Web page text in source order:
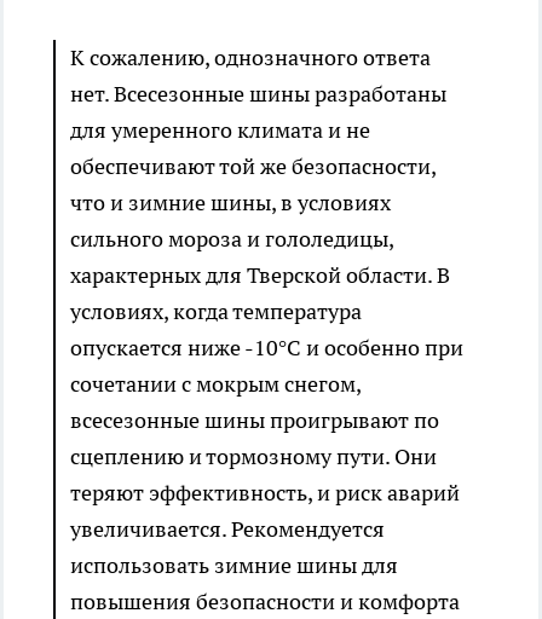
К сожалению, однозначного ответа
нет. Всесезонные шины разработаны
для умеренного климата и не
обеспечивают той же безопасности,
что и зимние шины, в условиях
сильного мороза и гололедицы,
характерных для Тверской области. В
условиях, когда температура
опускается ниже -10°C и особенно при
сочетании с мокрым снегом,
всесезонные шины проигрывают по
сцеплению и тормозному пути. Они
теряют эффективность, и риск аварий
увеличивается. Рекомендуется
использовать зимние шины для
повышения безопасности и комфорта